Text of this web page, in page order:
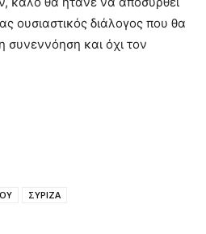
ουσιαστικός διάλογος που θα
συνεννόηση και όχι τον
ΣΥΡΙΖΑ